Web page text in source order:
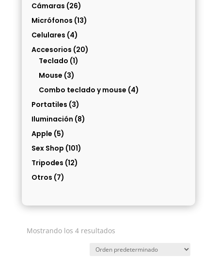
Cámaras (26)
Micrófonos (13)
Celulares (4)
Accesorios (20)
Teclado (1)
Mouse (3)
Combo teclado y mouse (4)
Portatiles (3)
Iluminación (8)
Apple (5)
Sex Shop (101)
Tripodes (12)
Otros (7)
Mostrando los 4 resultados